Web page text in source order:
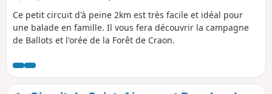
Ce petit circuit d'à peine 2km est très facile et idéal pour
une balade en famille. Il vous fera découvrir la campagne
de Ballots et l'orée de la Forêt de Craon.